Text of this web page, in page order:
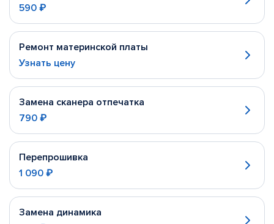
590 ₽
Ремонт материнской платы
Узнать цену
Замена сканера отпечатка
790 ₽
Перепрошивка
1 090 ₽
Замена динамика